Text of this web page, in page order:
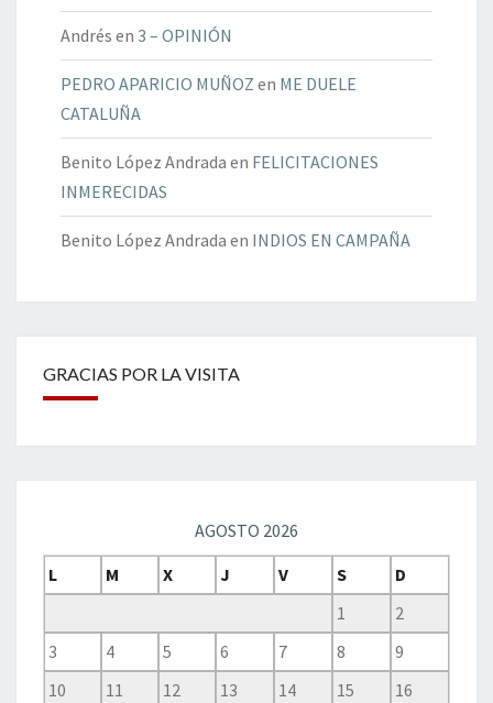
Andrés en 3 – OPINIÓN
PEDRO APARICIO MUÑOZ en ME DUELE
CATALUÑA
Benito López Andrada en FELICITACIONES
INMERECIDAS
Benito López Andrada en INDIOS EN CAMPAÑA
GRACIAS POR LA VISITA
AGOSTO 2026
L
M X J V S
D
1
2
3
4 5 6 7 8
9
10
11 12 13 14 15
16